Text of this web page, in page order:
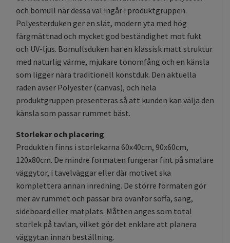
och bomull när dessa val ingår i produktgruppen.
Polyesterduken ger en slät, modern yta med hög
färgmättnad och mycket god beständighet mot fukt
och UV-ljus. Bomullsduken har en klassisk matt struktur
med naturlig värme, mjukare tonomfång och en känsla
som ligger nära traditionell konstduk. Den aktuella
raden avser Polyester (canvas), och hela
produktgruppen presenteras så att kunden kan välja den
känsla som passar rummet bäst.
Storlekar och placering
Produkten finns i storlekarna 60x40cm, 90x60cm,
120x80cm. De mindre formaten fungerar fint på smalare
väggytor, i tavelväggar eller där motivet ska
komplettera annan inredning. De större formaten gör
mer av rummet och passar bra ovanför soffa, säng,
sideboard eller matplats. Måtten anges som total
storlek på tavlan, vilket gör det enklare att planera
väggytan innan beställning.